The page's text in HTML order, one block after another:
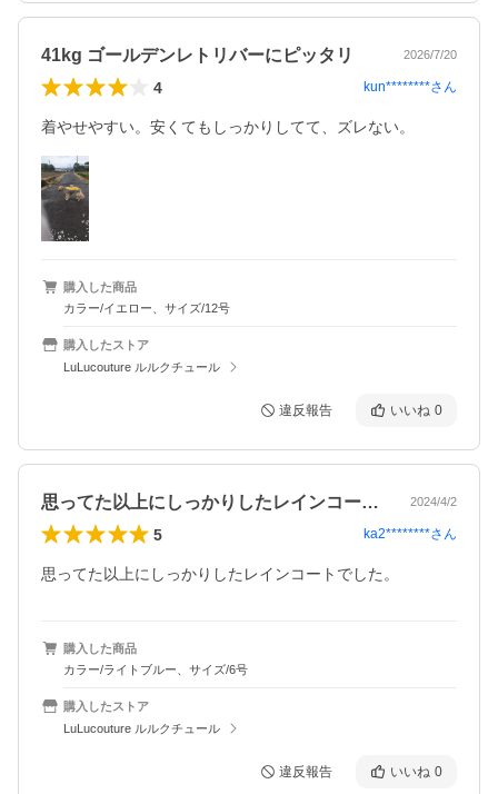
41kg ゴールデンレトリバーにピッタリ 2026/7/20
4 kun********さん
着やせやすい。安くてもしっかりしてて、ズレない。
購入した商品
カラー/イエロー、サイズ/12号
購入したストア
LuLucouture ルルクチュール
違反報告 いいね 0
思ってた以上にしっかりしたレインコート… 2024/4/2
5 ka2********さん
購入した商品
カラー/ライトブルー、サイズ/6号
購入したストア
LuLucouture ルルクチュール
違反報告 いいね 0